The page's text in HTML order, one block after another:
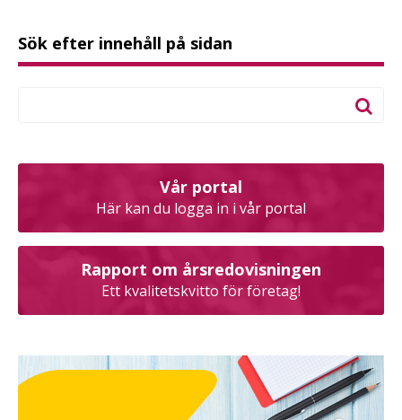
Sök efter innehåll på sidan
Vår portal
Här kan du logga in i vår portal
Rapport om årsredovisningen
Ett kvalitetskvitto för företag!